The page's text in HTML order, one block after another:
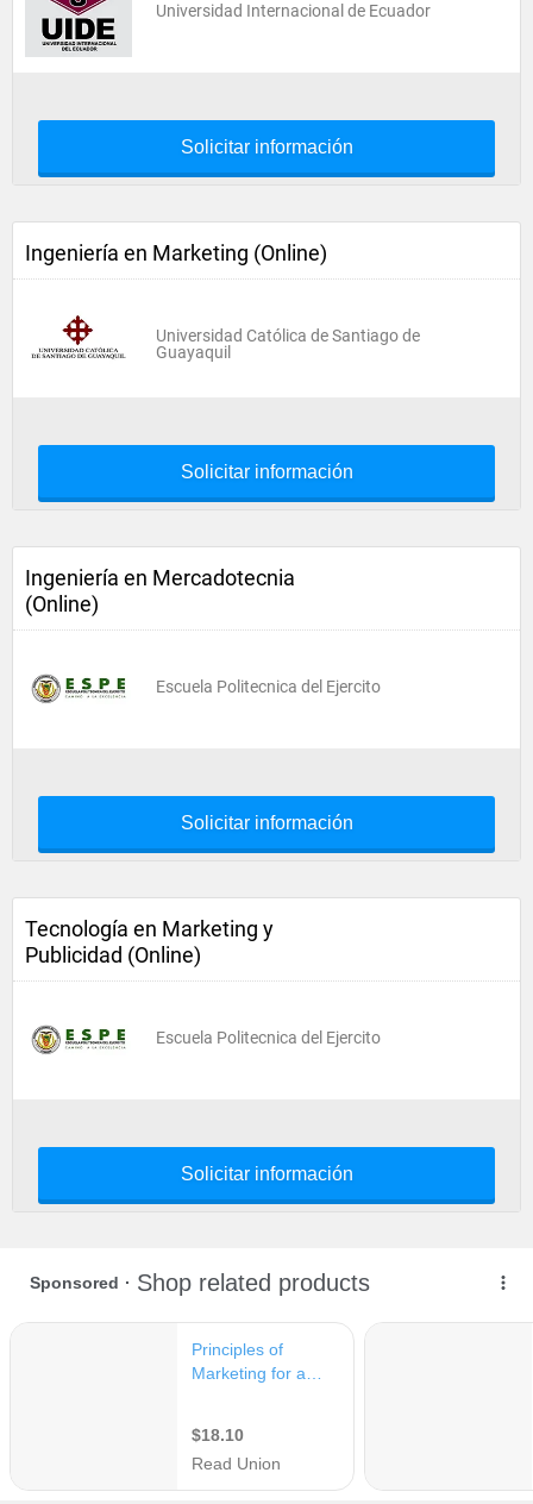
Universidad Internacional de Ecuador
Solicitar información
Ingeniería en Marketing (Online)
Universidad Católica de Santiago de
Guayaquil
Solicitar información
Ingeniería en Mercadotecnia
(Online)
Escuela Politecnica del Ejercito
Solicitar información
Tecnología en Marketing y
Publicidad (Online)
Escuela Politecnica del Ejercito
Solicitar información